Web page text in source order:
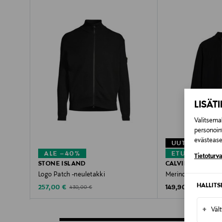
+
ALE –40%
STONE ISLAND
Logo Patch -neuletakki
Discounted Price
257,00 € Original Price
430,00 €
UUTTA
CALVIN KLEIN
Merino Full Zip -
Original Price
149,90 €